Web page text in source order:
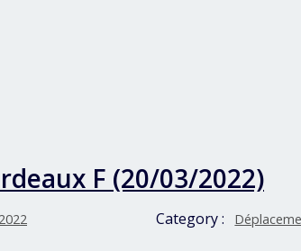
F (20/03/2022)
Category :